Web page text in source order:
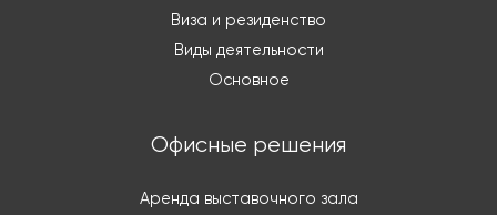
Виза и резиденство
Виды деятельности
Основное
Офисные решения
Аренда выставочного зала